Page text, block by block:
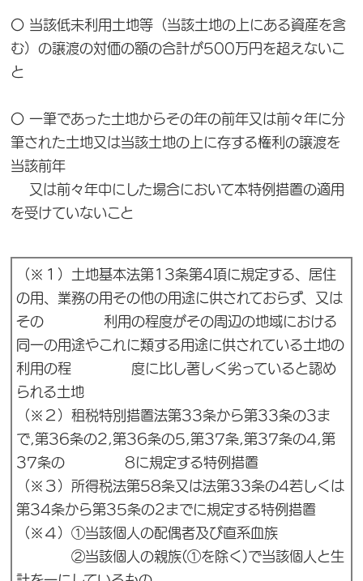
〇 当該低未利用土地等（当該土地の上にある資産を含
む）の譲渡の対価の額の合計が500万円を超えないこ
と
〇 一筆であった土地からその年の前年又は前々年に分
筆された土地又は当該土地の上に存する権利の譲渡を
当該前年
又は前々年中にした場合において本特例措置の適用
を受けていないこと
（※１）土地基本法第13条第4項に規定する、居住
の用、業務の用その他の用途に供されておらず、又は
その 利用の程度がその周辺の地域における
同一の用途やこれに類する用途に供されている土地の
利用の程 度に比し著しく劣っていると認め
られる土地
（※２）租税特別措置法第33条から第33条の3ま
で,第36条の2,第36条の5,第37条,第37条の4,第
37条の 8に規定する特例措置
（※３）所得税法第58条又は法第33条の4若しくは
第34条から第35条の2までに規定する特例措置
（※４）①当該個人の配偶者及び直系血族
②当該個人の親族(①を除く)で当該個人と生